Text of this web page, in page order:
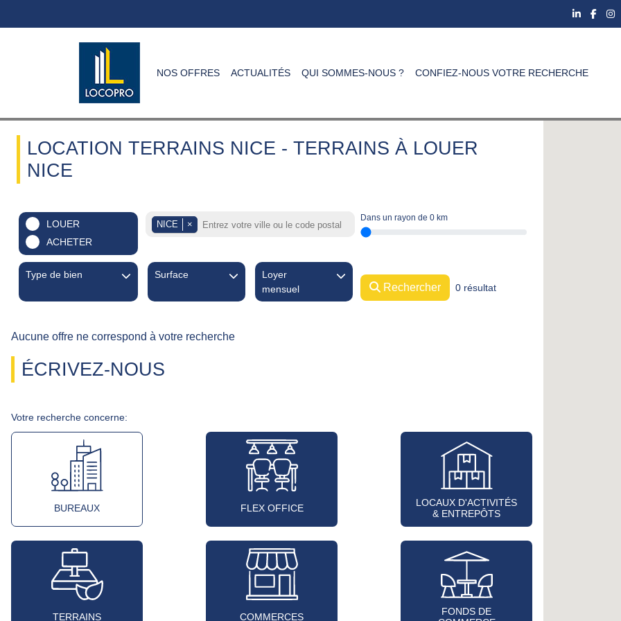
NOS OFFRES ACTUALITÉS QUI SOMMES-NOUS ? CONFIEZ-NOUS VOTRE RECHERCHE
LOCATION TERRAINS NICE - TERRAINS À LOUER
NICE
Type de bien Surface
LOUER
ACHETER
Loyer
mensuel
NICE ×
Dans un rayon de 0 km
Rechercher 0 résultat
Aucune offre ne correspond à votre recherche
ÉCRIVEZ-NOUS
Votre recherche concerne:
BUREAUX FLEX OFFICE
LOCAUX D'ACTIVITÉS
& ENTREPÔTS
TERRAINS COMMERCES
FONDS DE